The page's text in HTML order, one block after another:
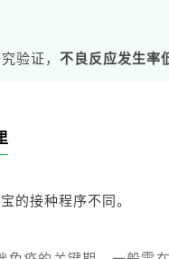
验证， 不良反应发生率
的接种程序不同。